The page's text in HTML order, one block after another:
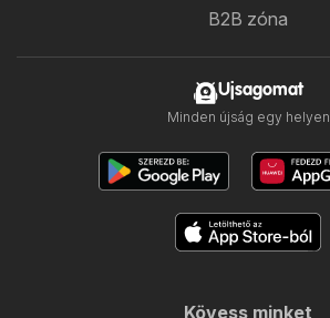
B2B zóna
Ujsagomat
Minden újság egy helyen
Kövess minket